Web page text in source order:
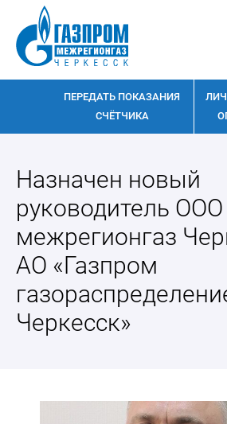
ПЕРЕДАТЬ ПОКАЗАНИЯ
СЧЁТЧИКА
Назначен новый
руководитель
межрегионгаз
АО «Газпром
Черкесск»